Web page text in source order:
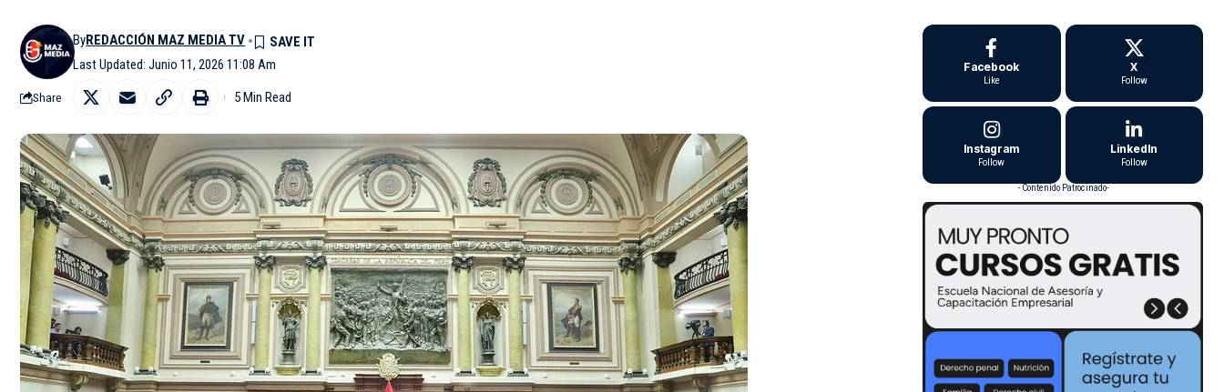
Last Updated: Junio 11, 2026 11:08 Am
ByREDACCIÓN MAZ MEDIA TV
Share 5 Min Read
Facebook
Like
X
Follow
Instagram
Follow
LinkedIn
Follow
- Contenido Patrocinado-